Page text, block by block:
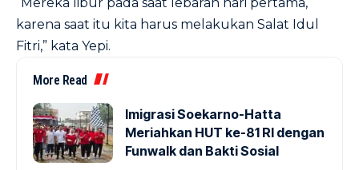
karena saat itu kita harus melakukan Salat Idul
Fitri,” kata Yepi.
More Read
Imigrasi Soekarno-Hatta
Meriahkan HUT ke-81 RI dengan
Funwalk dan Bakti Sosial